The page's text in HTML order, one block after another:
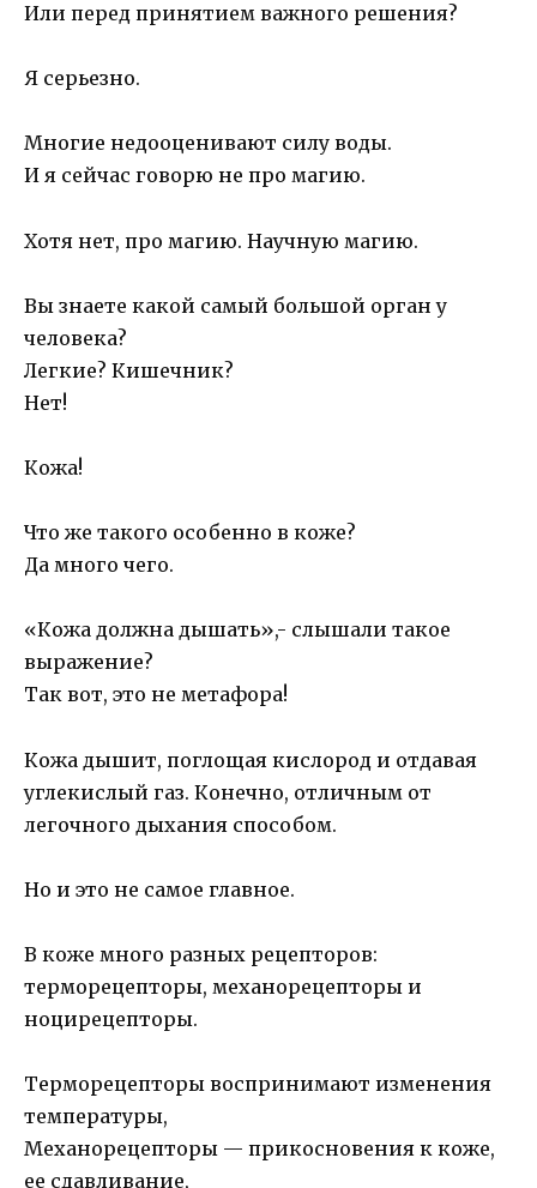
Или перед принятием важного решения?
Я серьезно.
Многие недооценивают силу воды.
И я сейчас говорю не про магию.
Хотя нет, про магию. Научную магию.
Вы знаете какой самый большой орган у
человека?
Легкие? Кишечник?
Нет!
Кожа!
Что же такого особенно в коже?
Да много чего.
«Кожа должна дышать»,- слышали такое
выражение?
Так вот, это не метафора!
Кожа дышит, поглощая кислород и отдавая
углекислый газ. Конечно, отличным от
легочного дыхания способом.
Но и это не самое главное.
В коже много разных рецепторов:
терморецепторы, механорецепторы и
ноцирецепторы.
Терморецепторы воспринимают изменения
температуры,
Механорецепторы — прикосновения к коже,
ее сдавливание,